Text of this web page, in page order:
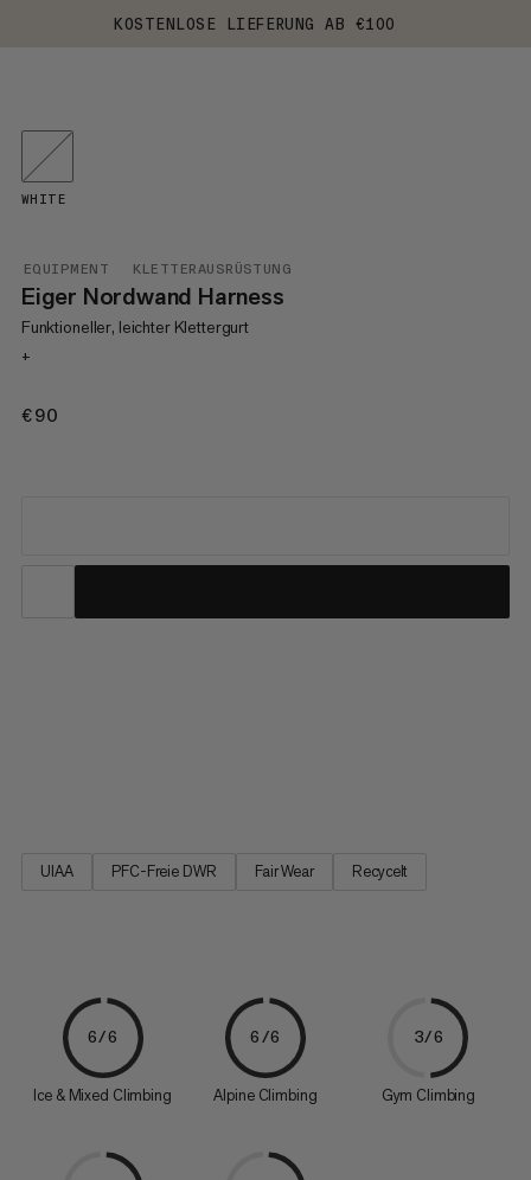
KOSTENLOSE LIEFERUNG AB €100
EQUIPMENT KLETTERAUSRÜSTUNG
Eiger Nordwand Harness
Funktioneller, leichter Klettergurt
+
€90
WHITE
UIAA PFC-Freie DWR Fair Wear Recycelt
6/6
Ice & Mixed Climbing
6/6
Alpine Climbing
3/6
Gym Climbing